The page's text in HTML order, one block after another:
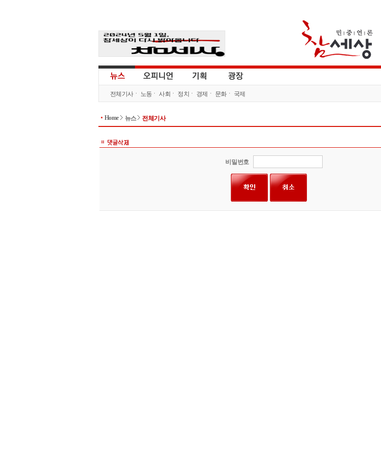
전체기사 노동 사회 정치 경제 문화 국제
Home 뉴스 전체기사
비밀번호